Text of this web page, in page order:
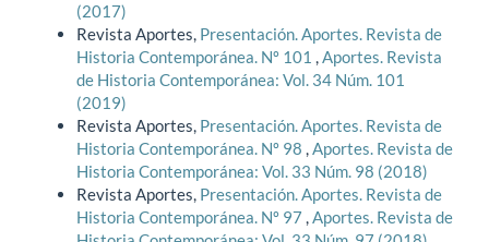
(2017)
Revista Aportes, Presentación. Aportes. Revista de
Historia Contemporánea. Nº 101 ,Aportes. Revista
de Historia Contemporánea: Vol. 34 Núm. 101
(2019)
Revista Aportes, Presentación. Aportes. Revista de
Historia Contemporánea. Nº 98 ,Aportes. Revista de
Historia Contemporánea: Vol. 33 Núm. 98 (2018)
Revista Aportes, Presentación. Aportes. Revista de
Historia Contemporánea. Nº 97 ,Aportes. Revista de